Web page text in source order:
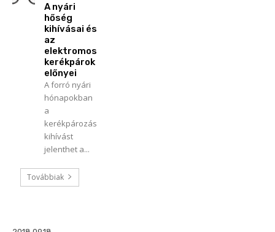
A nyári
hőség
kihívásai és
az
elektromos
kerékpárok
előnyei
A forró nyári
hónapokban
a
kerékpározás
kihívást
jelenthet a...
Továbbiak